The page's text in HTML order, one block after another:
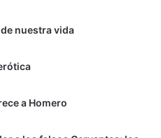
de nuestra vida
a Homero